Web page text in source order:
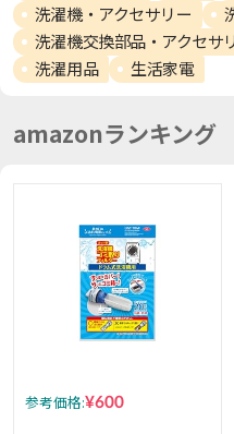
洗濯機・アクセサリー
洗濯機交換部品・アクセサ
洗濯用品
生活家電
amazonランキング
参考価格:¥600